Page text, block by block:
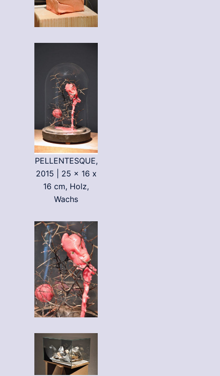
PELLENTESQUE,
2015 | 25 x 16 x
16 cm, Holz,
Wachs